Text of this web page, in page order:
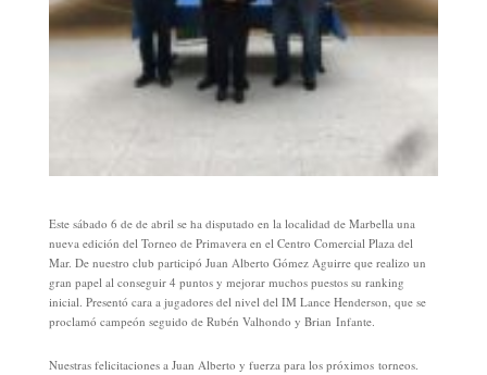
Este sábado 6 de de abril se ha disputado en la localidad de Marbella una
nueva edición del Torneo de Primavera en el Centro Comercial Plaza del
Mar. De nuestro club participó Juan Alberto Gómez Aguirre que realizo un
gran papel al conseguir 4 puntos y mejorar muchos puestos su ranking
inicial. Presentó cara a jugadores del nivel del IM Lance Henderson, que se
proclamó campeón seguido de Rubén Valhondo y Brian Infante.
Nuestras felicitaciones a Juan Alberto y fuerza para los próximos torneos.